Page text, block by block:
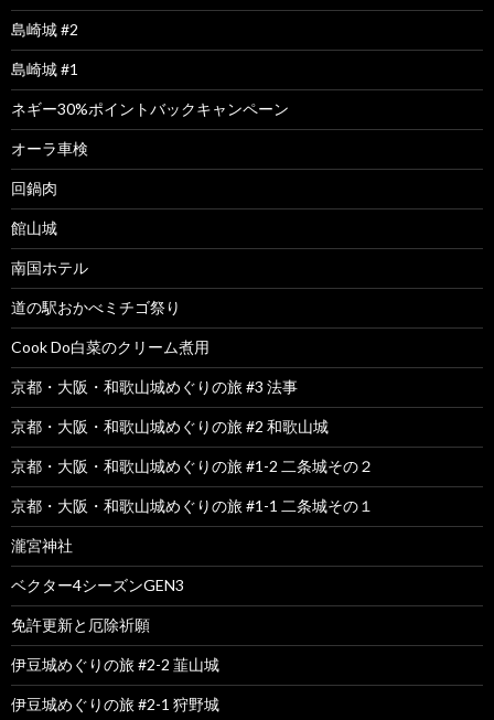
島崎城 #2
島崎城 #1
ネギー30%ポイントバックキャンペーン
オーラ車検
回鍋肉
館山城
南国ホテル
道の駅おかべミチゴ祭り
Cook Do白菜のクリーム煮用
京都・大阪・和歌山城めぐりの旅 #3 法事
京都・大阪・和歌山城めぐりの旅 #2 和歌山城
京都・大阪・和歌山城めぐりの旅 #1-2 二条城その２
京都・大阪・和歌山城めぐりの旅 #1-1 二条城その１
瀧宮神社
ベクター4シーズンGEN3
免許更新と厄除祈願
伊豆城めぐりの旅 #2-2 韮山城
伊豆城めぐりの旅 #2-1 狩野城